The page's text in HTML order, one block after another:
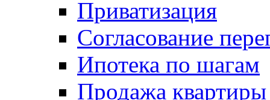
Приватизация
Согласование
Ипотека по шагам
Продажа квартиры